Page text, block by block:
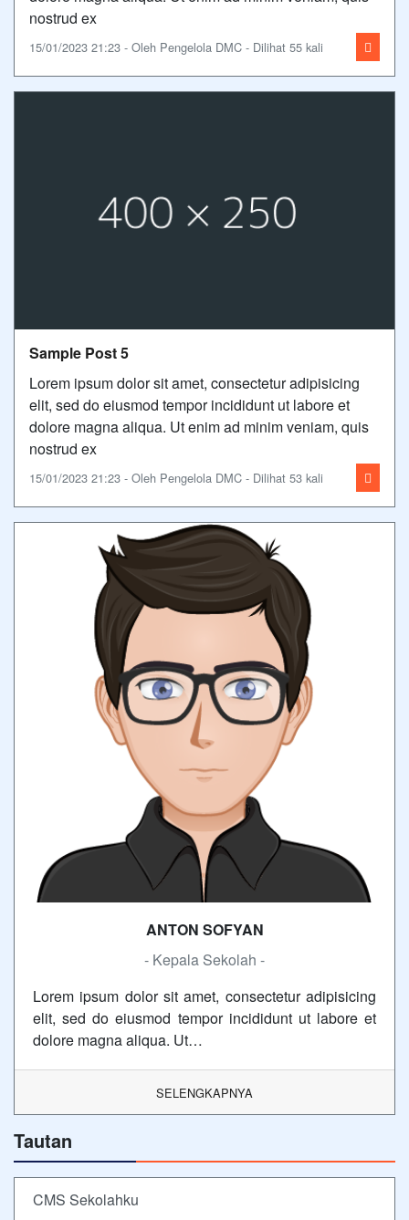
nostrud ex
15/01/2023 21:23 - Oleh Pengelola DMC - Dilihat 55 kali
Sample Post 5
Lorem ipsum dolor sit amet, consectetur adipisicing
elit, sed do eiusmod tempor incididunt ut labore et
dolore magna aliqua. Ut enim ad minim veniam, quis
nostrud ex
15/01/2023 21:23 - Oleh Pengelola DMC - Dilihat 53 kali
ANTON SOFYAN
- Kepala Sekolah -
Lorem ipsum dolor sit amet, consectetur adipisicing
elit, sed do eiusmod tempor incididunt ut labore et
dolore magna aliqua. Ut…
SELENGKAPNYA
Tautan
CMS Sekolahku